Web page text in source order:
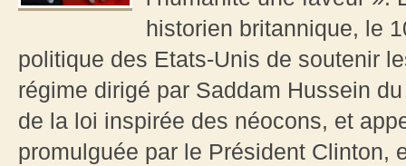
historien britannique, le
politique des Etats-Unis de soutenir
régime dirigé par Saddam Hussein
de la loi inspirée des néocons, et
promulguée par le Président Clinton,